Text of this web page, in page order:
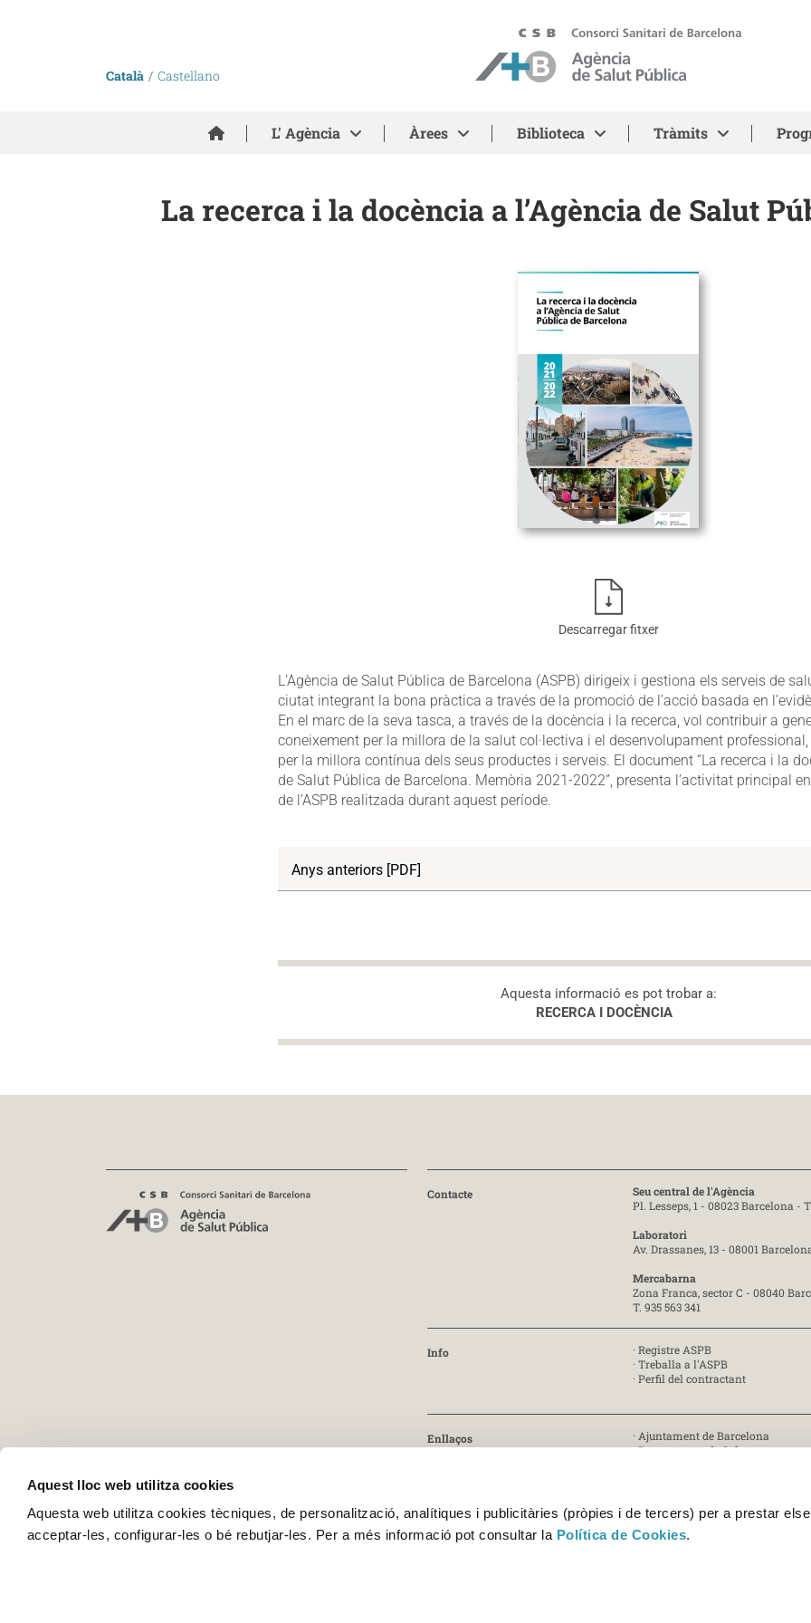
Aquest lloc web utilitza cookies
Aquesta web utilitza cookies tècniques, de personalització, analítiques i publicitàries (pròpies i de tercers) per a prestar
acceptar-les, configurar-les o bé rebutjar-les. Per a més informació pot consultar la Política de Cookies.
Català Castellano
ASPB - Agència de Salut Pública de Barcelona
Inici L' Agència Àrees Biblioteca Tràmits
La recerca i la docència a l’Agència de Salut
Descarregar fitxer
L’Agència de Salut Pública de Barcelona (ASPB) dirigeix i gestiona els serveis de
ciutat integrant la bona pràctica a través de la promoció de l’acció basada en
En el marc de la seva tasca, a través de la docència i la recerca, vol contribuir a
coneixement per la millora de la salut col·lectiva i el desenvolupament
per la millora contínua dels seus productes i serveis. El document “La recerca i la
de Salut Pública de Barcelona. Memòria 2021-2022”, presenta l’activitat principal
de l’ASPB realitzada durant aquest període.
Anys anteriors [PDF]
Aquesta informació es pot trobar a:
RECERCA I DOCÈNCIA
Contacte
Seu central de l'Agència
Pl. Lesseps, 1 - 08023 Barcelona -
Laboratori
Av. Drassanes, 13 - 08001
Mercabarna
Zona Franca, sector C - 08040
T. 935 563 341
Info · Registre ASPB
· Treballa a l'ASPB
· Perfil del contractant
Enllaços · Ajuntament de Barcelona
·Departament de Salut
Certificat
· Certificat ISO 9001:2015 [PDF]
· Certificat ISO 45001:2018 [PDF]
· Certificats UNE-EN ISO/IEC 17025